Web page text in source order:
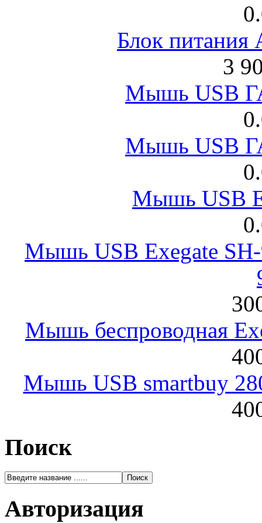
Блок питания
3
Мышь USB
Мышь USB
Мышь USB
Мышь USB Exegate
Мышь беспроводная
Мышь USB smartbuy
Поиск
Авторизация